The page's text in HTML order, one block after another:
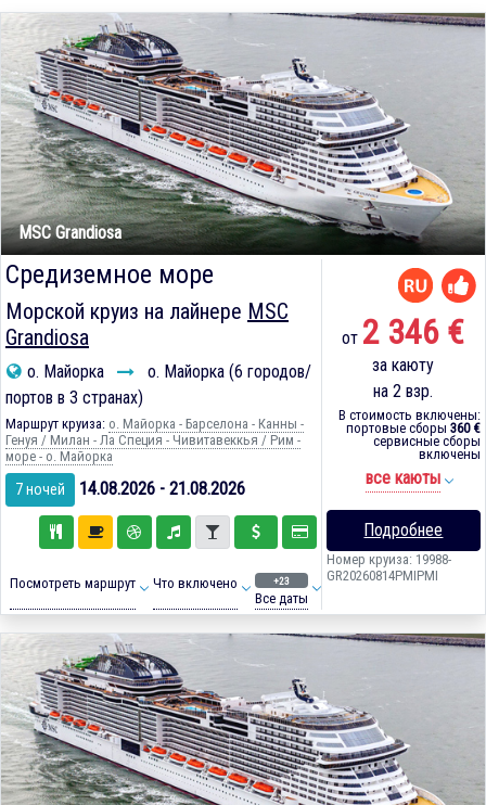
MSC Grandiosa
Средиземное море
Морской круиз на лайнере MSC
Grandiosa
о. Майорка
о. Майорка (6 городов/
портов в 3 странах)
Маршрут круиза: о. Майорка - Барселона - Канны -
Генуя / Милан - Ла Специя - Чивитавеккья / Рим -
море - о. Майорка
7 ночей 14.08.2026 - 21.08.2026
Посмотреть маршрут Что включено +23
Все даты
от 2 346 €
за каюту
на 2 взр.
В стоимость включены:
портовые сборы 360 €
сервисные сборы
включены
все каюты
Подробнее
Номер круиза: 19988-
GR20260814PMIPMI